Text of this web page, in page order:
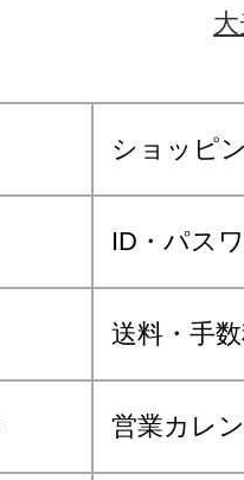
ショッピ
ID・パス
送料・手
営業カレ